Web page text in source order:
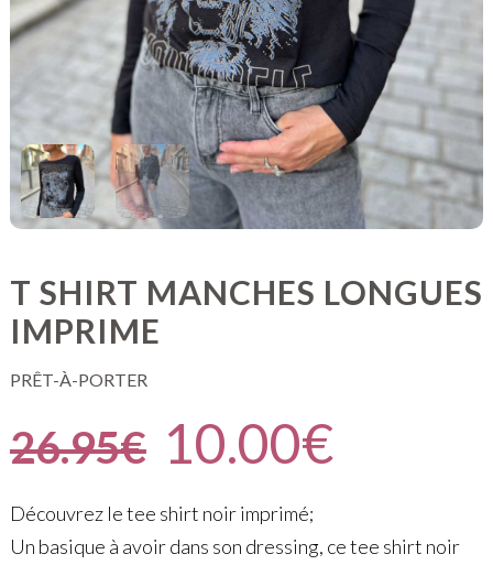
T SHIRT MANCHES LONGUES
IMPRIME
PRÊT-À-PORTER
26.95€ 10.00€
Découvrez le tee shirt noir imprimé;
Un basique à avoir dans son dressing, ce tee shirt noir